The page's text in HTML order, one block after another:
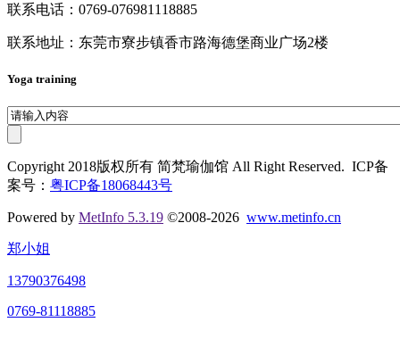
联系电话：0769-076981118885
联系地址：东莞市寮步镇香市路海德堡商业广场2楼
Yoga training
Copyright 2018版权所有 简梵瑜伽馆 All Right Reserved. ICP备
案号： 粤ICP备18068443号
Powered by MetInfo 5.3.19 ©2008-2026 www.metinfo.cn
郑小姐
13790376498
0769-81118885